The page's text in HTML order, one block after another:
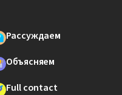
Рассуждаем
Объясняем
Full contact